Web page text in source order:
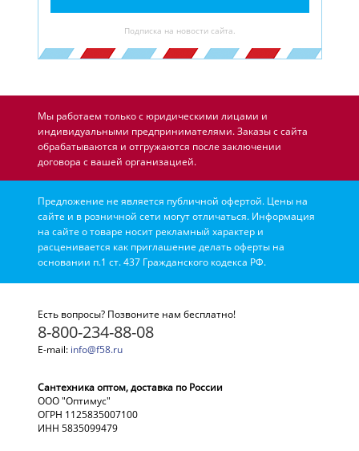
Подписка на новости сайта.
Мы работаем только с юридическими лицами и
индивидуальными предпринимателями. Заказы с сайта
обрабатываются и отгружаются после заключении
договора с вашей организацией.
Предложение не является публичной офертой. Цены на
сайте и в розничной сети могут отличаться. Информация
на сайте о товаре носит рекламный характер и
расценивается как приглашение делать оферты на
основании п.1 ст. 437 Гражданского кодекса РФ.
Есть вопросы? Позвоните нам бесплатно!
8-800-234-88-08
E-mail: info@f58.ru
Сантехника оптом, доставка по России
ООО "Оптимус"
ОГРН 1125835007100
ИНН 5835099479